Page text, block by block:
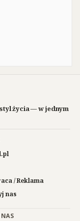
życia — w jednym
/ Reklama
nas